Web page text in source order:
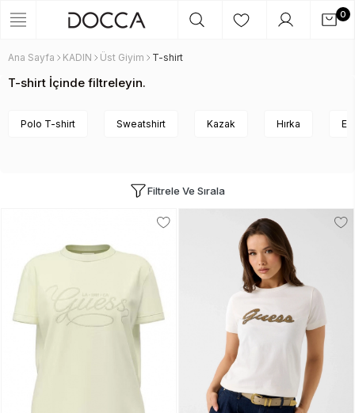
0
Ana Sayfa KADIN Üst Giyim T-shirt
T-shirt İçinde filtreleyin.
Polo T-shirt Sweatshirt Kazak Hırka
Filtrele Ve Sırala